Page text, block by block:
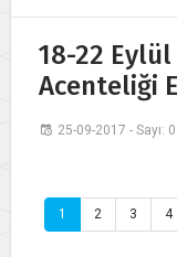
18-22
Acenteliği
25-09-2017 - Sayı:
1 2 3 4